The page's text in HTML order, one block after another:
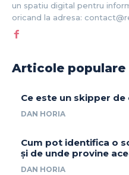
un spatiu digital pentru
oricand la adresa:
Articole populare
Ce este un skipper de
DAN HORIA
Cum pot identifica o
și de unde provine
DAN HORIA